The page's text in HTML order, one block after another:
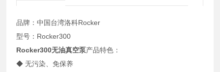
品牌：中国台湾洛科Rocker
型号：Rocker300
Rocker300无油真空泵产品特色：
◆ 无污染、免保养